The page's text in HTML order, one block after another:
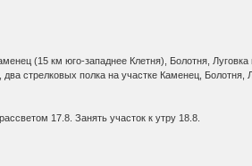
(15 км юго-западнее Клетня), Болотня, Луговка
стрелковых полка на участке Каменец, Болотня,
17.8. Занять участок к утру 18.8.